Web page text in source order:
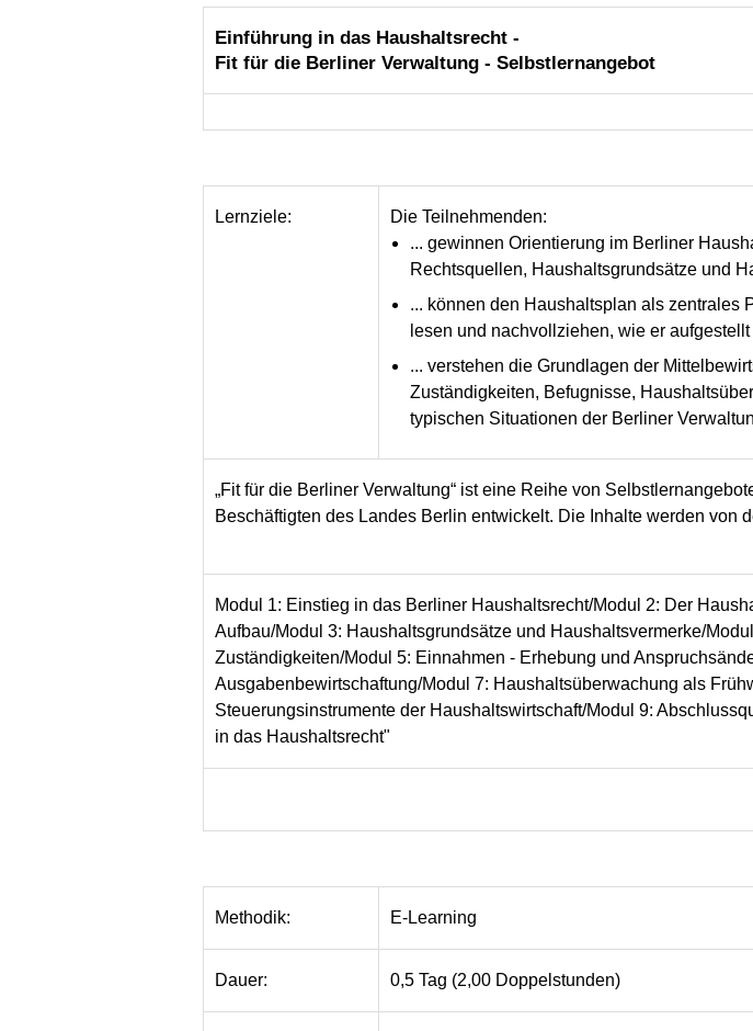
Einführung in das Haushaltsrecht -
Fit für die Berliner Verwaltung - Selbstlernangebot
Lernziele:
Die Teilnehmenden:
... gewinnen Orientierung im Berliner
Rechtsquellen, Haushaltsgrundsätze und
... können den Haushaltsplan als zentrales
lesen und nachvollziehen, wie er
... verstehen die Grundlagen der
Zuständigkeiten, Befugnisse,
typischen Situationen der Berliner
„Fit für die Berliner Verwaltung“ ist eine Reihe von
Beschäftigten des Landes Berlin entwickelt. Die Inhalte werden von
Modul 1: Einstieg in das Berliner Haushaltsrecht/Modul 2: Der
Aufbau/Modul 3: Haushaltsgrundsätze und Haushaltsvermerke/
Zuständigkeiten/Modul 5: Einnahmen - Erhebung und
Ausgabenbewirtschaftung/Modul 7: Haushaltsüberwachung als
Steuerungsinstrumente der Haushaltswirtschaft/Modul 9:
in das Haushaltsrecht"
Methodik: E-Learning
Dauer: 0,5 Tag (2,00 Doppelstunden)